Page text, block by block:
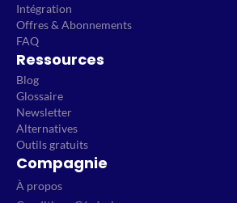
Intégration
Offres & Abonnements
FAQ
Ressources
Blog
Glossaire
Newsletter
Alternatives
Outils gratuits
Compagnie
À propos